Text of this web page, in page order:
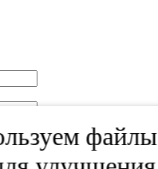
файлы